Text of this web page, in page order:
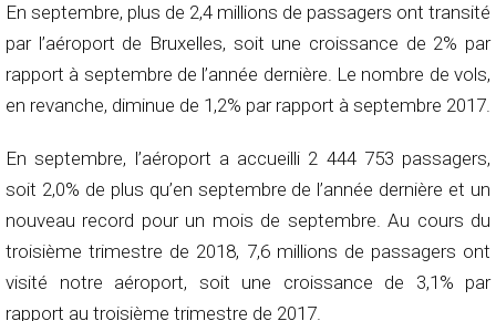
En septembre, plus de 2,4 millions de passagers ont transité
par l’aéroport de Bruxelles, soit une croissance de 2% par
rapport à septembre de l’année dernière. Le nombre de vols,
en revanche, diminue de 1,2% par rapport à septembre 2017.
En septembre, l’aéroport a accueilli 2 444 753 passagers,
soit 2,0% de plus qu’en septembre de l’année dernière et un
nouveau record pour un mois de septembre. Au cours du
troisième trimestre de 2018, 7,6 millions de passagers ont
visité notre aéroport, soit une croissance de 3,1% par
rapport au troisième trimestre de 2017.